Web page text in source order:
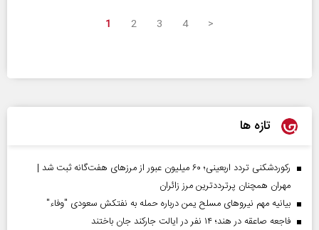
1 2 3 4 >
تازه ها
رکوردشکنی تردد اربعینی؛ ۶۰ میلیون عبور از مرزهای هفت‌گانه ثبت شد |
مهران همچنان پرترددترین مرز زائران
بیانیه مهم نیروهای مسلح یمن درباره حمله به نفتکش سعودی "وفاء"
فاجعه صاعقه در هند؛ ۱۴ نفر در ایالت جارکند جان باختند